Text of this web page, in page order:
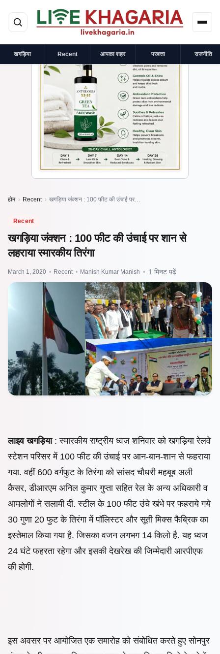
मुख्य सामग्री पर जाएं
खगड़िया Recent आपका शहर परबत्ता राजनीति
×
प्रायोजित
होम › Recent › खगड़िया जंक्शन : 100 फीट की उंचाई पर…
Recent
खगड़िया जंक्शन : 100 फीट की उंचाई पर शान से
लहराया स्मारकीय तिरंगा
March 1, 2020 • Recent • Manish Kumar Manish • 1 मिनट पढ़ें
लाइव खगड़िया: स्मारकीय राष्ट्रीय ध्वज शनिवार को खगड़िया रेलवे
स्टेशन परिसर में 100 फीट की उंचाई पर आन-बान-शान से फहराया
गया. वहीं 600 वर्गफुट के तिरंगा को सांसद चौधरी महबूब अली
कैसर, डीआरएम अनिल कुमार गुप्ता सहित रेल के अन्य अधिकारी व
आमलोगों ने सलामी दी. स्टील के 100 फीट उंचे खंभे पर फहराये गये
30 गुणा 20 फुट के तिरंगा में पॉलिस्टर और सूती मिक्स फैब्रिक का
इस्तेमाल किया गया है. जिसका वजन लगभग 14 किलो है. यह ध्वज
24 घंटे फहरता रहेगा और इसकी देखरेख की जिम्मेदारी आरपीएफ
की होगी.
इस अवसर पर आयोजित एक समारोह को संबोधित करते हुए सोनपुर